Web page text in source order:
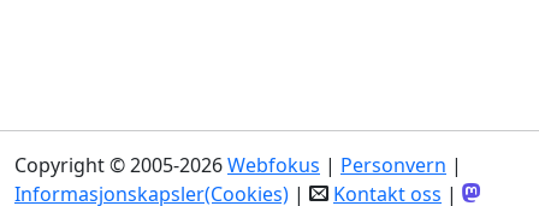
Copyright © 2005-2026Webfokus | Personvern |
Informasjonskapsler(Cookies) | Kontakt oss |